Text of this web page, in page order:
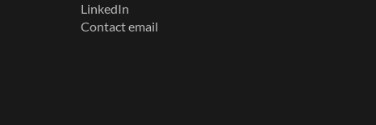
LinkedIn
Contact email